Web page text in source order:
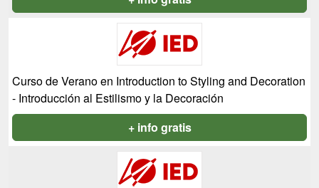
Curso de Verano en Introduction to Styling and Decoration
- Introducción al Estilismo y la Decoración
+ info gratis